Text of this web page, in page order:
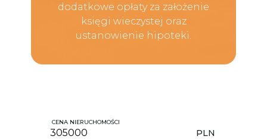
dodatkowe opłaty za założenie
księgi wieczystej oraz
ustanowienie hipoteki.
CENA NIERUCHOMOŚCI
PLN